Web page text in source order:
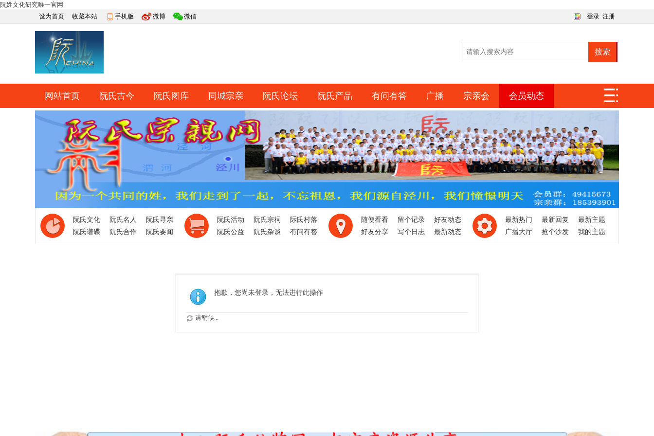
阮姓文化研究唯一官网
设为首页
收藏本站 手机版 微博 微信 登录 注册
搜索
快捷导航
网站首页 阮氏古今 阮氏图库 同城宗亲 阮氏论坛 阮氏产品 有问有答 广播 宗亲会 会员动态
网上祭祀 排行榜 导读 日志
阮氏文化 阮氏名人
阮氏寻亲
阮氏谱碟
阮氏合作 阮氏要闻
阮氏活动 阮氏宗祠
际氏村落
阮氏公益
阮氏杂谈 有问有答
随便看看 留个记录
好友动态
好友分享
写个日志 最新动态
最新热门 最新回复
最新主题
广播大厅
抢个沙发 我的主题
抱歉，您尚未登录，无法进行此操作
请稍候...